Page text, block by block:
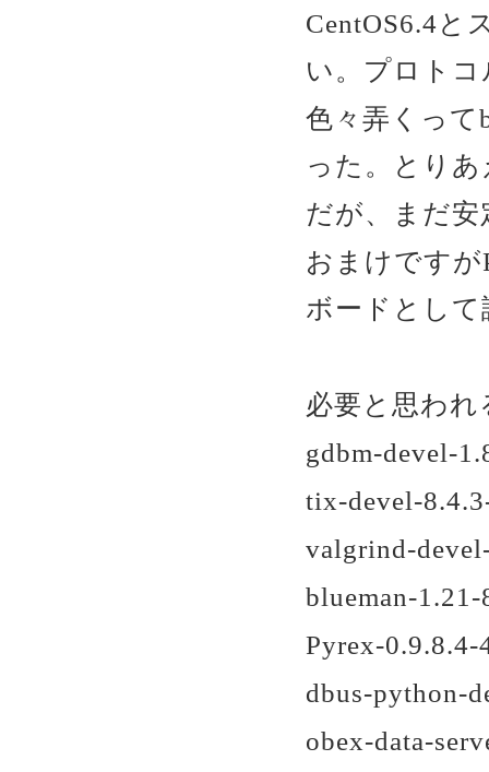
CentOS6.4と
い。プロト
色々弄くって
った。とり
だが、まだ
おまけです
ボードとし
必要と思わ
gdbm-devel-
tix-devel-
valgrind-
blueman-
Pyrex-0.9.8.4-
dbus-python-
obex-data-